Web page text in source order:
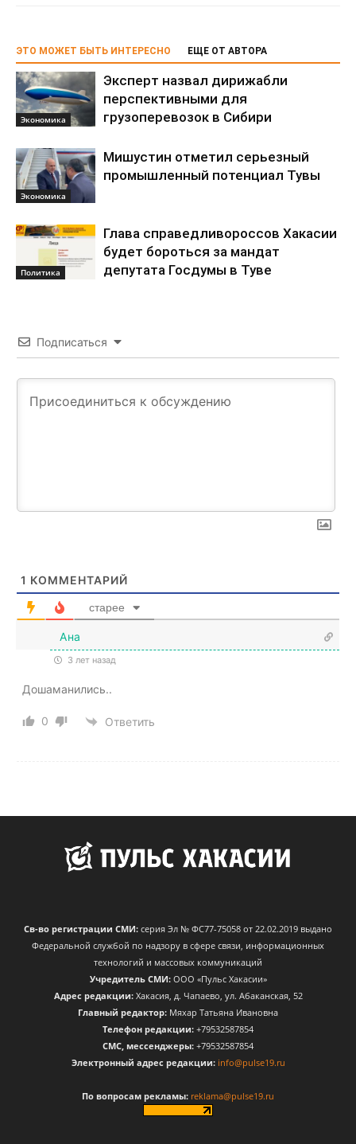
ЭТО МОЖЕТ БЫТЬ ИНТЕРЕСНО ЕЩЕ ОТ АВТОРА
Экономика
Эксперт назвал дирижабли
перспективными для
грузоперевозок в Сибири
Экономика
Мишустин отметил серьезный
промышленный потенциал Тувы
Политика
Глава справедливороссов Хакасии
будет бороться за мандат
депутата Госдумы в Туве
Подписаться
1 КОММЕНТАРИЙ
старее
Ана
3 лет назад
Дошаманились..
0 Ответить
Св-во регистрации СМИ: серия Эл № ФС77-75058 от 22.02.2019 выдано
Федеральной службой по надзору в сфере связи, информационных
технологий и массовых коммуникаций
Учредитель СМИ:ООО «Пульс Хакасии»
Адрес редакции:Хакасия, д. Чапаево, ул. Абаканская, 52
Главный редактор: Мяхар Татьяна Ивановна
Телефон редакции: +79532587854
CМС, мессенджеры: +79532587854
Электронный адрес редакции: info@pulse19.ru
По вопросам рекламы: reklama@pulse19.ru